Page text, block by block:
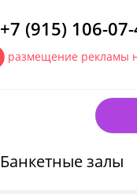
+7 (915) 106-07-
размещение рекламы
Банкетные залы